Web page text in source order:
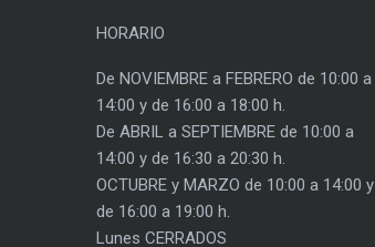
HORARIO
De NOVIEMBRE a FEBRERO de 10:00 a
14:00 y de 16:00 a 18:00 h.
De ABRIL a SEPTIEMBRE de 10:00 a
14:00 y de 16:30 a 20:30 h.
OCTUBRE y MARZO de 10:00 a 14:00 y
de 16:00 a 19:00 h.
Lunes CERRADOS